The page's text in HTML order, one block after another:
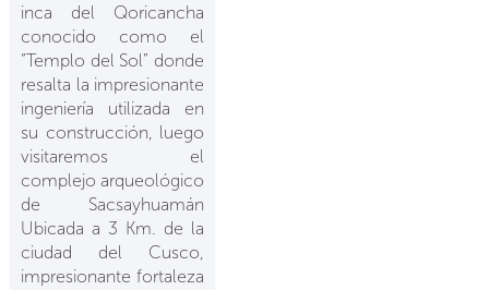
inca del Qoricancha
conocido como el
“Templo del Sol” donde
resalta la impresionante
ingeniería utilizada en
su construcción, luego
visitaremos el
complejo arqueológico
de Sacsayhuamán
Ubicada a 3 Km. de la
ciudad del Cusco,
impresionante fortaleza